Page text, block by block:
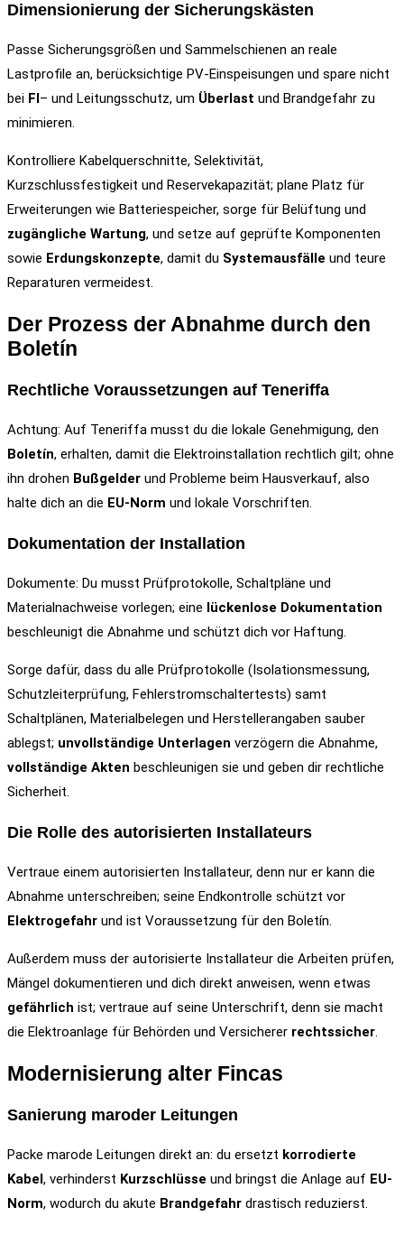
Dimensionierung der Sicherungskästen
Passe Sicherungsgrößen und Sammelschienen an reale
Lastprofile an, berücksichtige PV-Einspeisungen und spare nicht
bei FI– und Leitungsschutz, um Überlast und Brandgefahr zu
minimieren.
Kontrolliere Kabelquerschnitte, Selektivität,
Kurzschlussfestigkeit und Reservekapazität; plane Platz für
Erweiterungen wie Batteriespeicher, sorge für Belüftung und
zugängliche Wartung, und setze auf geprüfte Komponenten
sowie Erdungskonzepte, damit du Systemausfälle und teure
Reparaturen vermeidest.
Der Prozess der Abnahme durch den
Boletín
Rechtliche Voraussetzungen auf Teneriffa
Achtung: Auf Teneriffa musst du die lokale Genehmigung, den
Boletín, erhalten, damit die Elektroinstallation rechtlich gilt; ohne
ihn drohen Bußgelder und Probleme beim Hausverkauf, also
halte dich an die EU-Norm und lokale Vorschriften.
Dokumentation der Installation
Dokumente: Du musst Prüfprotokolle, Schaltpläne und
Materialnachweise vorlegen; eine lückenlose Dokumentation
beschleunigt die Abnahme und schützt dich vor Haftung.
Sorge dafür, dass du alle Prüfprotokolle (Isolationsmessung,
Schutzleiterprüfung, Fehlerstromschaltertests) samt
Schaltplänen, Materialbelegen und Herstellerangaben sauber
ablegst; unvollständige Unterlagen verzögern die Abnahme,
vollständige Akten beschleunigen sie und geben dir rechtliche
Sicherheit.
Die Rolle des autorisierten Installateurs
Vertraue einem autorisierten Installateur, denn nur er kann die
Abnahme unterschreiben; seine Endkontrolle schützt vor
Elektrogefahr und ist Voraussetzung für den Boletín.
Außerdem muss der autorisierte Installateur die Arbeiten prüfen,
Mängel dokumentieren und dich direkt anweisen, wenn etwas
gefährlich ist; vertraue auf seine Unterschrift, denn sie macht
die Elektroanlage für Behörden und Versicherer rechtssicher.
Modernisierung alter Fincas
Sanierung maroder Leitungen
Packe marode Leitungen direkt an: du ersetzt korrodierte
Kabel, verhinderst Kurzschlüsse und bringst die Anlage auf EU-
Norm, wodurch du akute Brandgefahr drastisch reduzierst.